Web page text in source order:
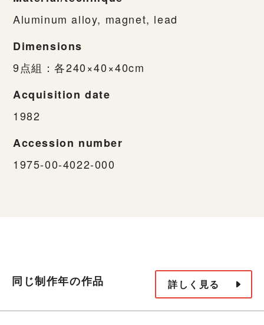
Aluminum alloy, magnet, lead
Dimensions
9点組：各240×40×40cm
Acquisition date
1982
Accession number
1975-00-4022-000
同じ制作年の作品 詳しく見る